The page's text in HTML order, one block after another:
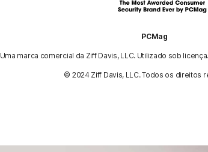
PCMag
Uma marca comercial da Ziff Davis, LLC. Utilizado sob
© 2024 Ziff Davis, LLC. Todos os direitos